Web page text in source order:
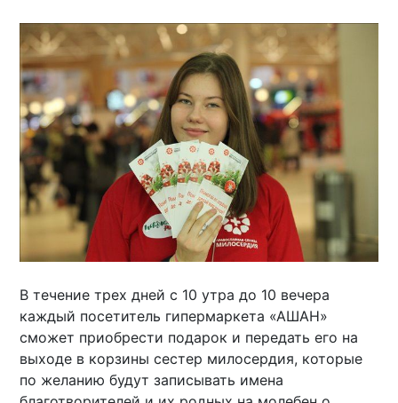
В течение трех дней с 10 утра до 10 вечера
каждый посетитель гипермаркета «АШАН»
сможет приобрести подарок и передать его на
выходе в корзины сестер милосердия, которые
по желанию будут записывать имена